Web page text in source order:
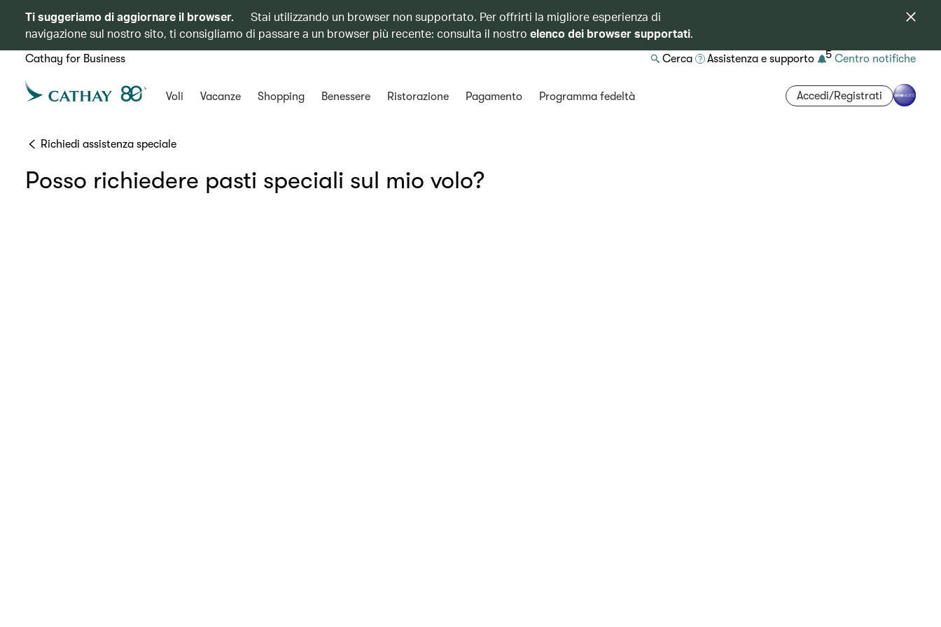
Ti suggeriamo di aggiornare il browser.
Stai utilizzando un browser non supportato. Per offrirti la migliore esperienza di
navigazione sul nostro sito, ti consigliamo di passare a un browser più recente: consulta il nostro elenco dei browser supportati.
Cathay for Business Cerca Assistenza e supporto 5 Centro notifiche
Voli Vacanze Shopping Benessere Ristorazione Pagamento Programma fedeltà Accedi/Registrati
Richiedi assistenza speciale
Posso richiedere pasti speciali sul mio volo?